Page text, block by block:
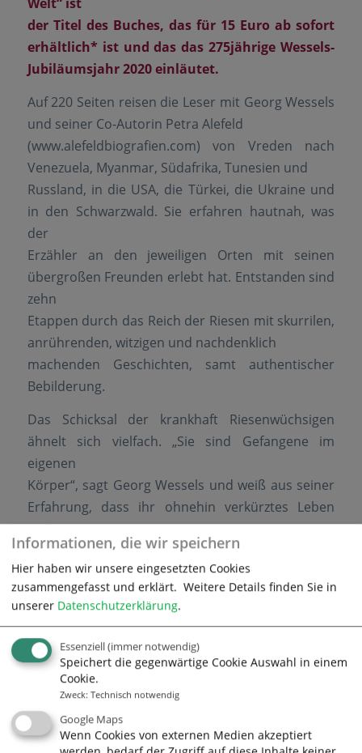
der Titel des Buches, das für 15 Euro ab sofort
erhältlich* ist und das das 275jährige Wessels-
Jubiläumsjahr 2020 einläutet.
Auf 220 Seiten reisen die Leser mit Georg Wessels
und seiner Co-Autorin Petra Alefeld
(www.alefeldbiografien.com) von Vreden nach
Venezuela, Myanmar, Südafrika, Tunesien und
Russland, in die USA, die Türkei, die Ukraine und
in den Schwarzwald. Sie erfahren hautnah, was
der
Erzähler an den jeweiligen Orten mit seinen
übergroßen Freunden erlebt hat. Entstanden sind
zehn
Etappen durch das Reich der Riesen mit skurrilen,
anrührenden, witzigen und nachdenklich
machenden Geschichten, samt authentischer
Bebilderung.
Das Schicksal der krankhaft Riesenwüchsigen
ähnelt sich vielfach. „Sie sind Gefangene im
eigenen
Körper“, sagt Georg Wessels und weiß aus seiner
Erfahrung, dass ihr ohnehin verkürztes Leben
meist
traurig und oft einsam endet. In der Öffentlichkeit
fühlen sie sich zur Schau gestellt und werden
dadurch oft ängstlich und menschenscheu. „Im
Märchen machen einem Riesen Angst. Im echten
Leben ist es umgekehrt“, sagt Georg Wessels, der
seinen Schützlingen deshalb immer auf
Augenhöhe
begegnet – bildlich gesprochen, denn bei einer
Körpergröße jenseits der Zwei-Meter-Dreißig-
Marke
Informationen, die wir speichern
Hier haben wir unsere eingesetzten Cookies
zusammengefasst und erklärt. Weitere Details finden Sie in
unserer Datenschutzerklärung.
Essenziell(immer notwendig)
Speichert die gegenwärtige Cookie Auswahl in einem
Cookie.
Zweck: Technisch notwendig
Google Maps
Wenn Cookies von externen Medien akzeptiert